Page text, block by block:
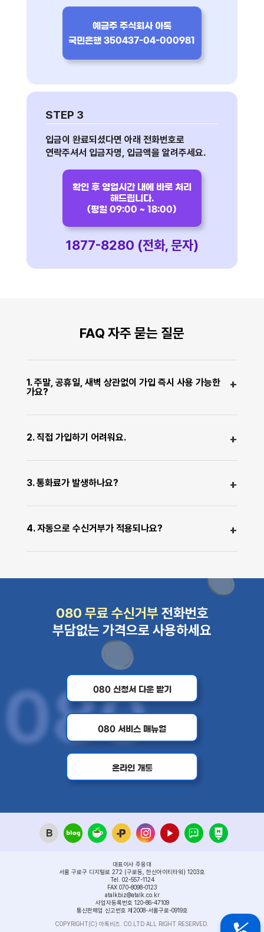
예금주 주식회사 아톡
국민은행 350437-04-000981
STEP 3
입금이 완료되셨다면 아래 전화번호로
연락주셔서 입금자명, 입금액을 알려주세요.
확인 후 영업시간 내에 바로 처리
해드립니다.
(평일 09:00 ~ 18:00)
1877-8280 (전화, 문자)
FAQ 자주 묻는 질문
1. 주말, 공휴일, 새벽 상관없이 가입 즉시 사용 가능한
가요?
용 납입 즉시 080번호를 개통받아 사용하실 수 있습니다.
2. 직접 가입하기 어려워요.
습니다.
3. 통화료가 발생하나요?
4. 자동으로 수신거부가 적용되나요?
080 무료 수신거부 전화번호
부담없는 가격으로 사용하세요
080 신청서 다운 받기
080 서비스 매뉴얼
온라인 개통
대표이사 주웅대
서울 구로구 디지털로 272 (구로동, 한신아이티타워) 1203호
Tel. 02-557-1124
FAX 070-8098-0123
atalkbiz@atalk.co.kr
사업자등록번호 120-86-47109
통신판매업 신고번호 제2008-서울구로-0919호
COPYRIGHT(C) 아톡비즈. CO.LTD ALL RIGHT RESERVED.